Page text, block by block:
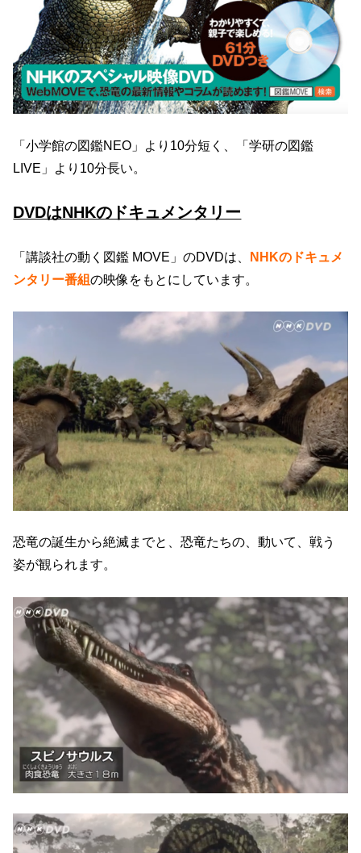
「小学館の図鑑NEO」より10分短く、「学研の図鑑
LIVE」より10分長い。
DVDはNHKのドキュメンタリー
「講談社の動く図鑑 MOVE」のDVDは、 NHKのドキュメ
ンタリー番組の映像をもとにしています。
恐竜の誕生から絶滅までと、恐竜たちの、動いて、戦う
姿が観られます。